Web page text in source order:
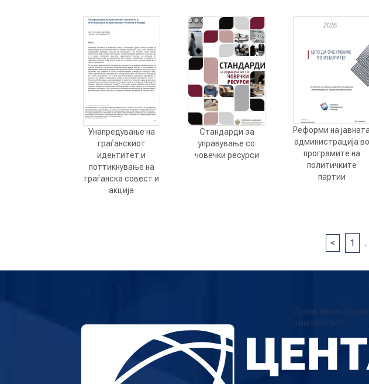
Унапредување на
граѓанскиот
идентитет и
поттикнување на
граѓанска совест и
акција
Стандарди за
управување со
човечки ресурси
Реформи на јавната
администрација во
програмите на
политичките
партии
< 1 .
Дома За нас
тим Контакт